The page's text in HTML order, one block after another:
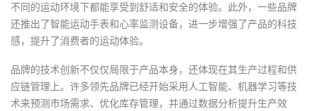
不同的运动环境下都能享受到舒适和安全的体验。此外，一些品牌
还推出了智能运动手表和心率监测设备，进一步增强了产品的科技
感，提升了消费者的运动体验。
品牌的技术创新不仅仅局限于产品本身，还体现在其生产过程和供
应链管理上。许多领先品牌已经开始采用人工智能、机器学习等技
术来预测市场需求、优化库存管理，并通过数据分析提升生产效